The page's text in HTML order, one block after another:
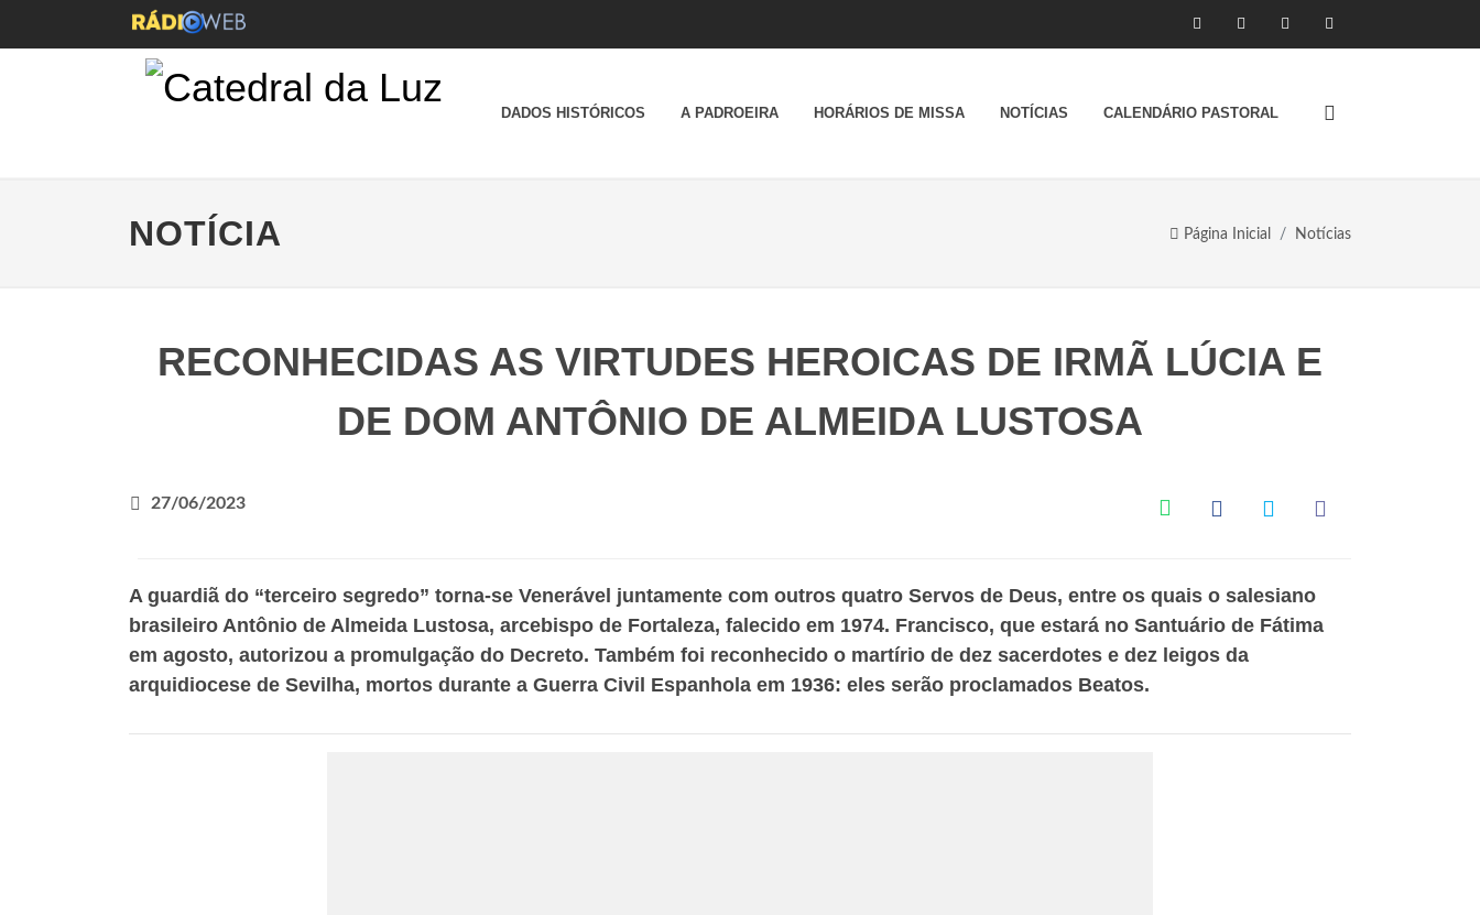
DADOS HISTÓRICOS A PADROEIRA HORÁRIOS DE MISSA NOTÍCIAS CALENDÁRIO PASTORAL
NOTÍCIA Página Inicial Notícias
RECONHECIDAS AS VIRTUDES HEROICAS DE IRMÃ LÚCIA E
DE DOM ANTÔNIO DE ALMEIDA LUSTOSA
27/06/2023
A guardiã do “terceiro segredo” torna-se Venerável juntamente com outros quatro Servos de Deus, entre os quais o salesiano
brasileiro Antônio de Almeida Lustosa, arcebispo de Fortaleza, falecido em 1974. Francisco, que estará no Santuário de Fátima
em agosto, autorizou a promulgação do Decreto. Também foi reconhecido o martírio de dez sacerdotes e dez leigos da
arquidiocese de Sevilha, mortos durante a Guerra Civil Espanhola em 1936: eles serão proclamados Beatos.